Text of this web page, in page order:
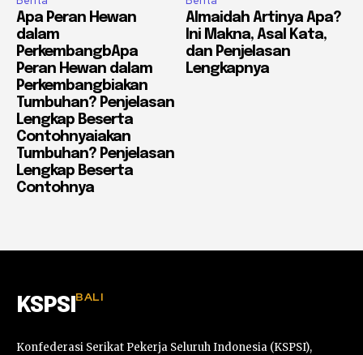
Apa Peran Hewan
dalam
PerkembangbApa
Peran Hewan dalam
Perkembangbiakan
Tumbuhan? Penjelasan
Lengkap Beserta
Contohnyaiakan
Tumbuhan? Penjelasan
Lengkap Beserta
Contohnya
Almaidah Artinya Apa?
Ini Makna, Asal Kata,
dan Penjelasan
Lengkapnya
KSPSI BALI
Konfederasi Serikat Pekerja Seluruh Indonesia (KSPSI),